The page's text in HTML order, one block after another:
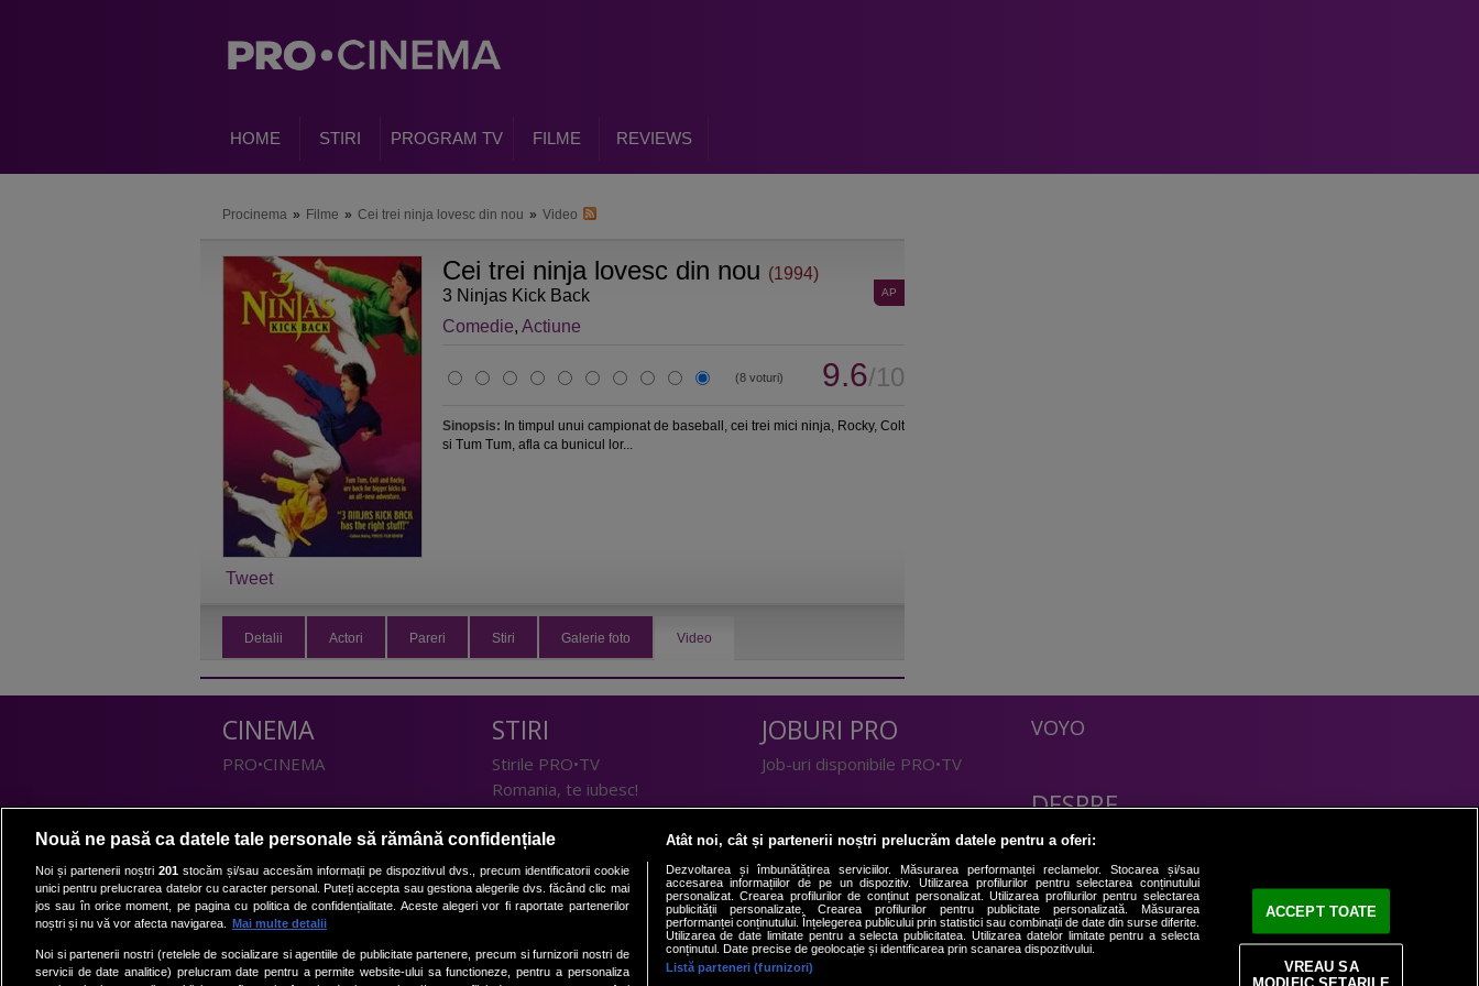
HOME STIRI PROGRAM TV FILME REVIEWS
Procinema » Filme » Cei trei ninja lovesc din nou » Video
Tweet
Cei trei ninja lovesc din nou (1994)
3 Ninjas Kick Back
AP
Comedie, Actiune
(8 voturi) 9.6/10
Sinopsis: In timpul unui campionat de baseball, cei trei mici ninja, Rocky, Colt
si Tum Tum, afla ca bunicul lor...
Detalii Actori Pareri Stiri Galerie foto Video
CINEMA
PRO•CINEMA
DIVERTISMENT
PRO•TV
Romanii au talent
Vocea Romaniei
Las Fierbinti
La Maruta
STIRI
Stirile PRO•TV
Romania, te iubesc!
TEHNOLOGIE
I Like IT
SPORT
JOBURI PRO
Job-uri disponibile PRO•TV
LIFESTYLE
Doctor de Bine
Acasă
Acasă Gold
Perfecte
DeBarbati
VOYO
DESPRE
Politica Confidentialitate
Contact
Nouă ne pasă ca datele tale personale să rămână confidențiale
Noi și partenerii noștri 201stocăm și/sau accesăm informații pe dispozitivul dvs., precum identificatorii cookie
unici pentru prelucrarea datelor cu caracter personal. Puteți accepta sau gestiona alegerile dvs. făcând clic mai
jos sau în orice moment, pe pagina cu politica de confidențialitate. Aceste alegeri vor fi raportate partenerilor
noștri și nu vă vor afecta navigarea.
Mai multe detalii
Noi si partenerii nostri (retelele de socializare si agentiile de publicitate partenere, precum si furnizorii nostri de
servicii de date analitice) prelucram date pentru a permite website-ului sa functioneze, pentru a personaliza
Atât noi, cât și partenerii noștri prelucrăm datele pentru a oferi:
Dezvoltarea și îmbunătățirea serviciilor. Măsurarea performanței reclamelor. Stocarea și/sau
accesarea informațiilor de pe un dispozitiv. Utilizarea profilurilor pentru selectarea conținutului
personalizat. Crearea profilurilor de conținut personalizat. Utilizarea profilurilor pentru selectarea
publicității personalizate. Crearea profilurilor pentru publicitate personalizată. Măsurarea
performanței conținutului. Înțelegerea publicului prin statistici sau combinații de date din surse diferite.
Utilizarea de date limitate pentru a selecta publicitatea. Utilizarea datelor limitate pentru a selecta
conținutul. Date precise de geolocație și identificarea prin scanarea dispozitivului.
Listă parteneri (furnizori)
ACCEPT TOATE
VREAU SA
MODIFIC SETARILE